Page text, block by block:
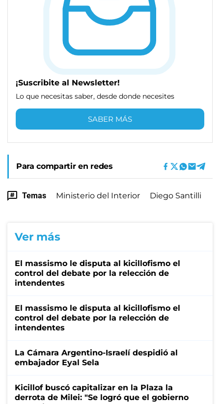
¡Suscribite al Newsletter!
Lo que necesitas saber, desde donde necesites
SABER MÁS
Para compartir en redes
Temas Ministerio del Interior Diego Santilli
Ver más
El massismo le disputa al kicillofismo el
control del debate por la relección de
intendentes
El massismo le disputa al kicillofismo el
control del debate por la relección de
intendentes
La Cámara Argentino-Israelí despidió al
embajador Eyal Sela
Kicillof buscó capitalizar en la Plaza la
derrota de Milei: "Se logró que el gobierno